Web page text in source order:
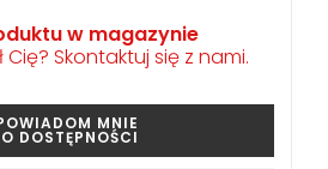
w magazynie
Cię? Skontaktuj się z nami.
MNIE
O DOSTĘPNOŚCI